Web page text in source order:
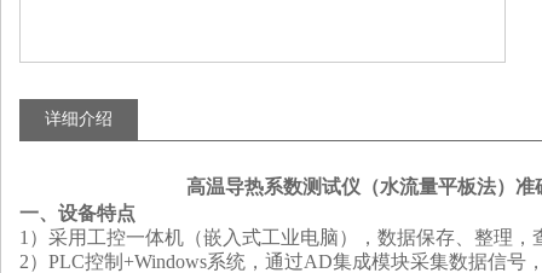
详细介绍
高温导热系数测试仪（水流量平板法）准
一、设备特点
1） 采用 工控一体机 （嵌入式工业电脑）
，数据保存、整理，
2）PLC控制 +Windows系统 ，通过AD集成模块采集数据信号